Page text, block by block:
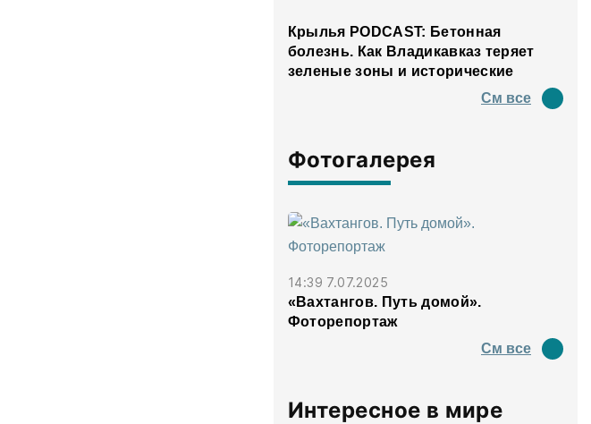
Крылья PODCAST: Бетонная
болезнь. Как Владикавказ теряет
зеленые зоны и исторические
См все
Фотогалерея
14:39 7.07.2025
«Вахтангов. Путь домой».
Фоторепортаж
См все
Интересное в мире